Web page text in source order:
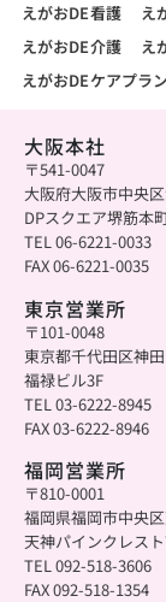
えがおDE看護
え
えがおDE介護
え
えがおDEケアプラン
大阪本社
〒541-0047
大阪府大阪市中央
DPスクエア堺筋本
TEL 06-6221-0033
FAX 06-6221-0035
東京営業所
〒101-0048
東京都千代田区神
福禄ビル3F
TEL 03-6222-8945
FAX 03-6222-8946
福岡営業所
〒810-0001
福岡県福岡市中央
天神パインクレス
TEL 092-518-3606
FAX 092-518-1354